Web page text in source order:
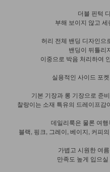
더블 핀턱
부해 보이지 않고
허리 전체 밴딩 디자인으
밴딩이 뒤틀리
이중으로 박음 처리하여
실용적인 사이드 포
기본 기장과 롱 기장으로 준
찰랑이는 소재 특유의 드레이프감
데일리룩은 물론 여
블랙, 핑크, 그레이, 베이지, 커피
가볍고 시원한 여
만족도 높게 입으